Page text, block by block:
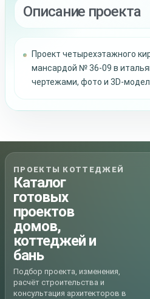
Описание проекта
Проект четырехэтажного
мансардой № 36-09 в
чертежами, фото и 3D-
ПРОЕКТЫ КОТТЕДЖЕЙ
Каталог
готовых
проектов
домов,
коттеджей и
бань
Подбор проекта, изменения,
расчёт строительства и
консультация архитекторов в